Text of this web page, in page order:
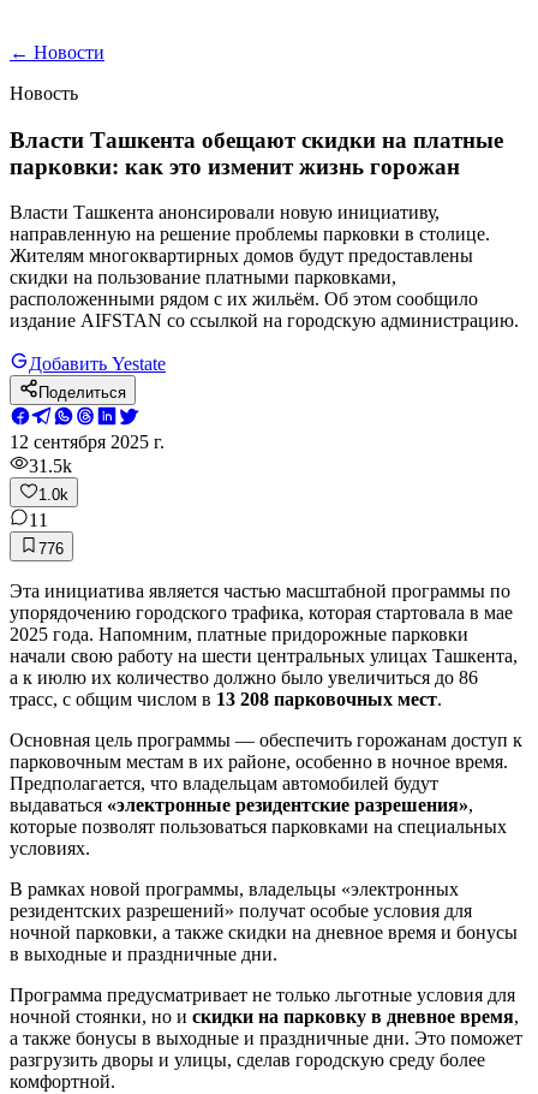
← Новости
Новость
Власти Ташкента обещают скидки на платные
парковки: как это изменит жизнь горожан
Власти Ташкента анонсировали новую инициативу,
направленную на решение проблемы парковки в столице.
Жителям многоквартирных домов будут предоставлены
скидки на пользование платными парковками,
расположенными рядом с их жильём. Об этом сообщило
издание AIFSTAN со ссылкой на городскую администрацию.
Добавить Yestate
Поделиться
12 сентября 2025 г.
31.5k
1.0k
11
776
Эта инициатива является частью масштабной программы по
упорядочению городского трафика, которая стартовала в мае
2025 года. Напомним, платные придорожные парковки
начали свою работу на шести центральных улицах Ташкента,
а к июлю их количество должно было увеличиться до 86
трасс, с общим числом в 13 208 парковочных мест.
Основная цель программы — обеспечить горожанам доступ к
парковочным местам в их районе, особенно в ночное время.
Предполагается, что владельцам автомобилей будут
выдаваться «электронные резидентские разрешения»,
которые позволят пользоваться парковками на специальных
условиях.
В рамках новой программы, владельцы «электронных
резидентских разрешений» получат особые условия для
ночной парковки, а также скидки на дневное время и бонусы
в выходные и праздничные дни.
Программа предусматривает не только льготные условия для
ночной стоянки, но и скидки на парковку в дневное время,
а также бонусы в выходные и праздничные дни. Это поможет
разгрузить дворы и улицы, сделав городскую среду более
комфортной.